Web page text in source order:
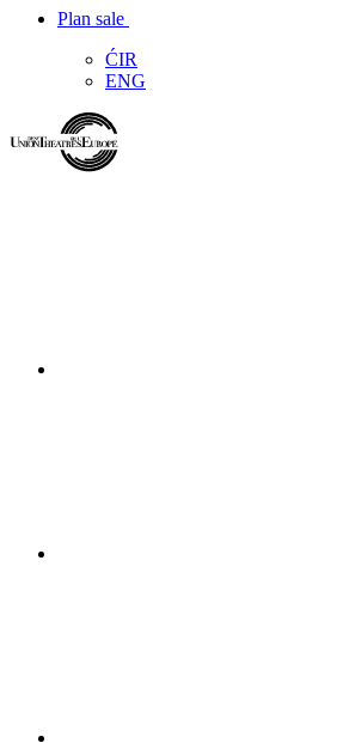
Plan sale
ĆIR
ENG